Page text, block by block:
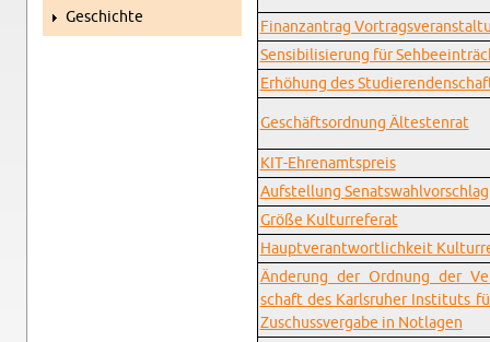
Ge­schich­te
Fi­nanz­an­trag
Sen­si­bi­li­sie­rung für
Er­hö­hung des
Ge­schäfts­ord­nung Äl­tes­ten­rat
KIT-Eh­ren­amts­preis
Auf­stel­lung Se­nats­wahl­vor­schlag
Größe Kul­tur­re­fe­rat
Haupt­ver­ant­wort­lich­keit
Än­de­rung der Ord­nung der
schaft des Karls­ru­her In­sti­tuts
Zu­schuss­ver­ga­be in Not­la­gen